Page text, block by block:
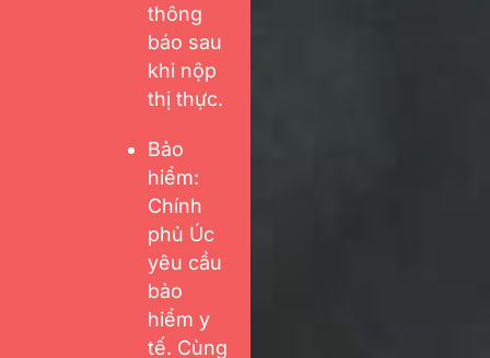
thông
báo sau
khi nộp
thị thực.
Bảo
hiểm:
Chính
phủ Úc
yêu cầu
bảo
hiểm y
tế. Cùng